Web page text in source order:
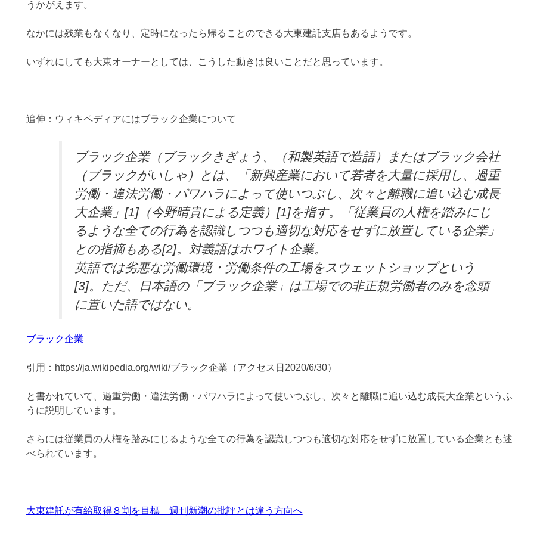
うかがえます。
なかには残業もなくなり、定時になったら帰ることのできる大東建託支店もあるようです。
いずれにしても大東オーナーとしては、こうした動きは良いことだと思っています。
追伸：ウィキペディアにはブラック企業について
ブラック企業（ブラックきぎょう、（和製英語で造語）またはブラック会社
（ブラックがいしゃ）とは、「新興産業において若者を大量に採用し、過重
労働・違法労働・パワハラによって使いつぶし、次々と離職に追い込む成長
大企業」[1]（今野晴貴による定義）[1]を指す。「従業員の人権を踏みにじ
るような全ての行為を認識しつつも適切な対応をせずに放置している企業」
との指摘もある[2]。対義語はホワイト企業。
英語では劣悪な労働環境・労働条件の工場をスウェットショップという
[3]。ただ、日本語の「ブラック企業」は工場での非正規労働者のみを念頭
に置いた語ではない。
ブラック企業
引用：https://ja.wikipedia.org/wiki/ブラック企業（アクセス日2020/6/30）
と書かれていて、過重労働・違法労働・パワハラによって使いつぶし、次々と離職に追い込む成長大企業というふ
うに説明しています。
さらには従業員の人権を踏みにじるような全ての行為を認識しつつも適切な対応をせずに放置している企業とも述
べられています。
大東建託が有給取得８割を目標 週刊新潮の批評とは違う方向へ